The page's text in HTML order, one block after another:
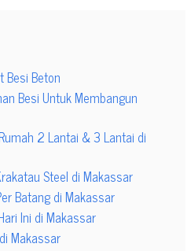
Besi Beton
Besi Untuk Membangun
2 Lantai & 3 Lantai di
Steel di Makassar
Batang di Makassar
Ini di Makassar
Makassar